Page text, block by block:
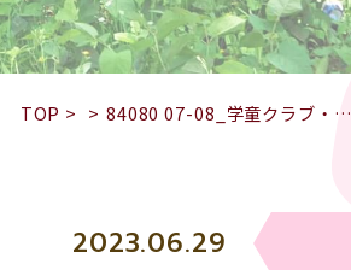
TOP > > 84080 07-08_学童クラブ・…
2023.06.29